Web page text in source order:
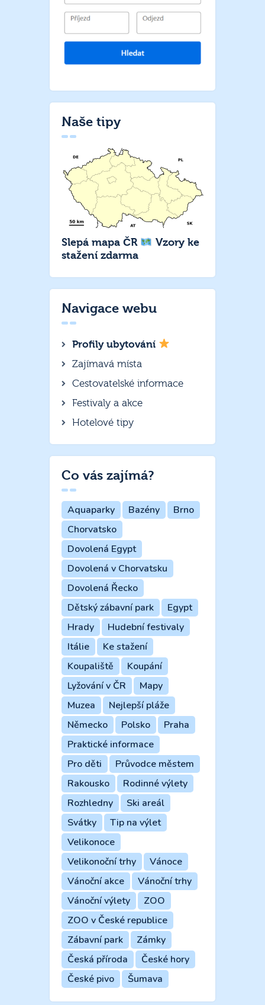
Naše tipy
Slepá mapa ČR
Vzory ke
stažení zdarma
Navigace webu
Profily ubytování
Zajímavá místa
Cestovatelské informace
Festivaly a akce
Hotelové tipy
Co vás zajímá?
Aquaparky Bazény
Brno
Chorvatsko
Dovolená Egypt
Dovolená v Chorvatsku
Dovolená Řecko
Dětský zábavní park
Egypt
Hrady
Hudební festivaly
Itálie
Ke stažení
Koupaliště
Koupání
Lyžování v ČR
Mapy
Muzea
Nejlepší pláže
Německo
Polsko
Praha
Praktické informace
Pro děti
Průvodce městem
Rakousko
Rodinné výlety
Rozhledny
Ski areál
Svátky
Tip na výlet
Velikonoce
Velikonoční trhy
Vánoce
Vánoční akce
Vánoční trhy
Vánoční výlety
ZOO
ZOO v České republice
Zábavní park
Zámky
Česká příroda
České hory
České pivo
Šumava